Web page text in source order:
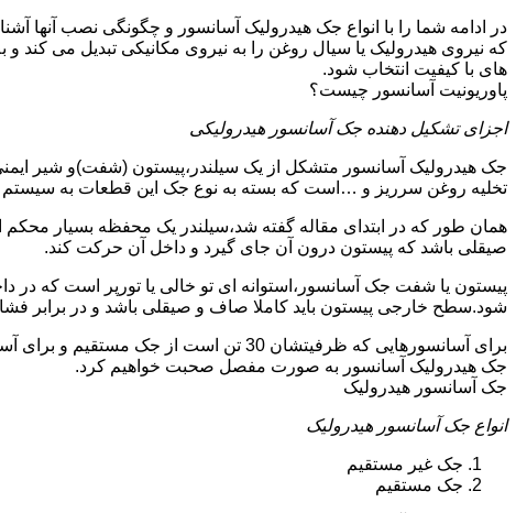
در ادامه شما را با انواع جک هیدرولیک آسانسور و چگونگی نصب آنها
که نیروی هیدرولیک یا سیال روغن را به نیروی مکانیکی تبدیل می کند
های با کیفیت انتخاب شود.
پاوریونیت آسانسور چیست؟
اجزای تشکیل دهنده جک آسانسور هیدرولیکی
جک هیدرولیک آسانسور متشکل از یک سیلندر،پیستون (شفت)و شیر
تخلیه روغن سرریز و …است که بسته به نوع جک این قطعات به
همان طور که در ابتدای مقاله گفته شد،سیلندر یک محفظه بسیار
صیقلی باشد که پیستون درون آن جای گیرد و داخل آن حرکت کند.
پیستون یا شفت جک آسانسور،استوانه ای تو خالی یا تورپر است که
شود.سطح خارجی پیستون باید کاملا صاف و صیقلی باشد و در برابر
جک هیدرولیک آسانسور به صورت مفصل صحبت خواهیم کرد.
جک آسانسور هیدرولیک
انواع جک آسانسور هیدرولیک
جک غیر مستقیم
جک مستقیم